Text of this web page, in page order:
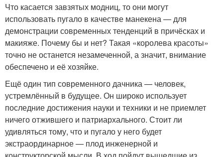
Что касается завзятых модниц, то они могут
использовать пугало в качестве манекена — для
демонстрации современных тенденций в причёсках и
макияже. Почему бы и нет? Такая «королева красоты»
точно не останется незамеченной, а значит, внимание
обеспечено и её хозяйке.
Ещё один тип современного дачника — человек,
устремлённый в будущее. Он широко использует
последние достижения науки и техники и не приемлет
ничего отжившего и патриархального. Стоит ли
удивляться тому, что и пугало у него будет
экстраординарное — плод инженерной и